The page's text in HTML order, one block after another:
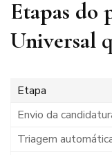
Etapas do
Universal
Etapa
Envio da
Triagem